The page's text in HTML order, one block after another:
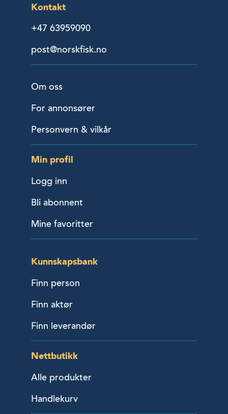
Kontakt
+47 63959090
post@norskfisk.no
Om oss
For annonsører
Personvern & vilkår
Min profil
Logg inn
Bli abonnent
Mine favoritter
Kunnskapsbank
Finn person
Finn aktør
Finn leverandør
Nettbutikk
Alle produkter
Handlekurv